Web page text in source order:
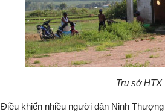
Trụ sở HTX
Điều khiến nhiều người dân Ninh